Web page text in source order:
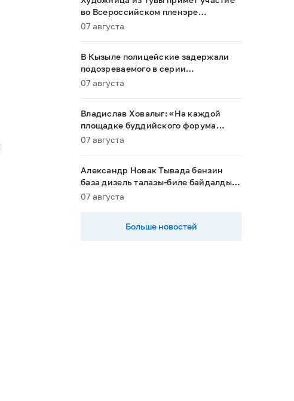
во Всероссийском пленэре
акварелистов в Ханты-Мансийске
07 августа
В Кызыле полицейские задержали
подозреваемого в серии
мошенничеств
07 августа
Владислав Ховалыг: «На каждой
площадке буддийского форума
будет обеспечен строгий контроль
07 августа
Александр Новак Тывада бензин
база дизель талазы-биле байдалды
хыналдада алган
07 августа
Больше новостей